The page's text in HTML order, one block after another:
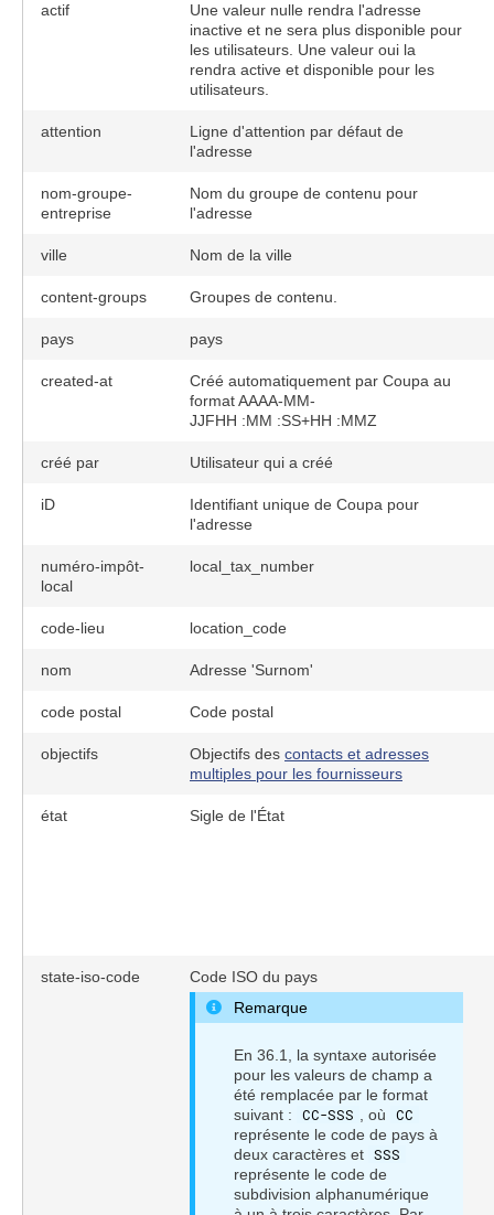
actif
Une valeur nulle rendra l'adresse
inactive et ne sera plus disponible pour
les utilisateurs. Une valeur oui la
rendra active et disponible pour les
utilisateurs.
attention
Ligne d'attention par défaut de
l'adresse
nom-groupe-
entreprise
Nom du groupe de contenu pour
l'adresse
ville Nom de la ville
content-groups Groupes de contenu.
pays pays
created-at
Créé automatiquement par Coupa au
format AAAA-MM-
JJFHH :MM :SS+HH :MMZ
créé par Utilisateur qui a créé
iD
Identifiant unique de Coupa pour
l'adresse
numéro-impôt-
local
local_tax_number
code-lieu location_code
nom Adresse 'Surnom'
code postal Code postal
objectifs Objectifs des contacts et adresses
multiples pour les fournisseurs
état Sigle de l'État
state-iso-code
Code ISO du pays
Remarque
En 36.1, la syntaxe autorisée
pour les valeurs de champ a
été remplacée par le format
suivant :
CC-SSS , où
CC
représente le code de pays à
deux caractères et SSS
représente le code de
subdivision alphanumérique